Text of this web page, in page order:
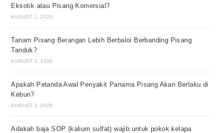
Eksotik atau Pisang Komersial?
AUGUST 1, 2026
Tanam Pisang Berangan Lebih Berbaloi Berbanding Pisang
Tanduk?
AUGUST 1, 2026
Apakah Petanda Awal Penyakit Panama Pisang Akan Berlaku di
Kebun?
AUGUST 1, 2026
Adakah baja SOP (kalium sulfat) wajib untuk pokok kelapa